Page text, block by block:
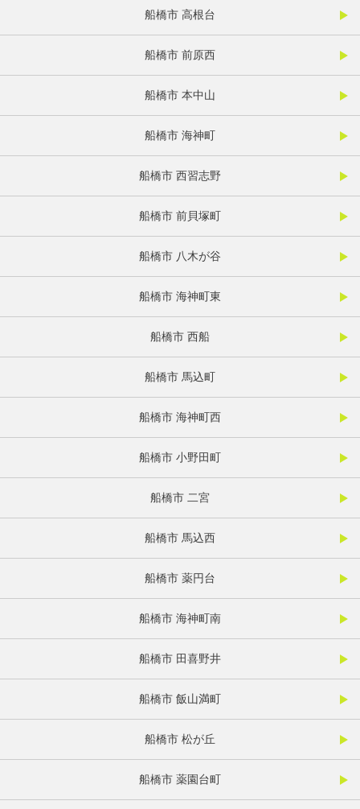
船橋市 高根台
船橋市 前原西
船橋市 本中山
船橋市 海神町
船橋市 西習志野
船橋市 前貝塚町
船橋市 八木が谷
船橋市 海神町東
船橋市 西船
船橋市 馬込町
船橋市 海神町西
船橋市 小野田町
船橋市 二宮
船橋市 馬込西
船橋市 薬円台
船橋市 海神町南
船橋市 田喜野井
船橋市 飯山満町
船橋市 松が丘
船橋市 薬園台町